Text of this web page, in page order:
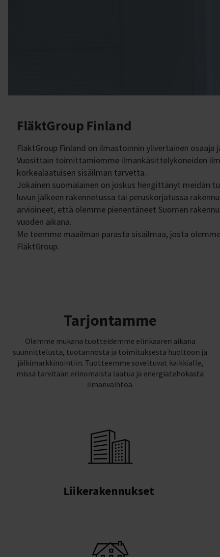
FläktGroup Finland
FläktGroup Finland on ilmastoinnin ylivertainen
Vuosittain toimittamiemme ilmankäsittelykoneiden
korkealaatuisen sisäilman tarvetta.
Jokainen suomalainen on joskus hengittänyt meidän
luvun jälkeen rakennetussa tai peruskorjatussa
arvioineet, että olemme pienentäneet Suomen
vuoden aikana.
Me teemme maailman parasta sisäilmaa, josta
FläktGroup.
Tarjontamme
Olemme mukana tuotteidemme elinkaaren aikana
suunnittelusta, tuotannosta ja toimituksesta huoltoon ja
jälkimarkkinointiin. Tuotteemme soveltuvat kaikkialle,
missä tarvitaan erinomaista laatua ja energiatehokasta
ilmanvaihtoa.
Liikerakennukset